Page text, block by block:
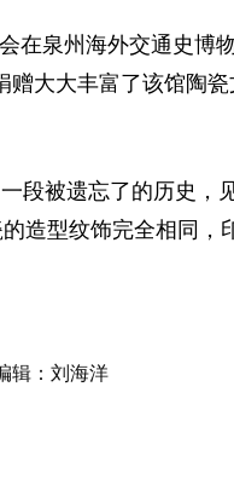
在泉州海外交通史博
大大丰富了该馆陶
段被遗忘了的历史，
造型纹饰完全相同，
辑：刘海洋